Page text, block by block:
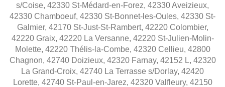
s/Coise, 42330 St-Médard-en-Forez, 42330 Aveizieux,
42330 Chamboeuf, 42330 St-Bonnet-les-Oules, 42330 St-
Galmier, 42170 St-Just-St-Rambert, 42220 Colombier,
42220 Graix, 42220 La Versanne, 42220 St-Julien-Molin-
Molette, 42220 Thélis-la-Combe, 42320 Cellieu, 42800
Chagnon, 42740 Doizieux, 42320 Farnay, 42152 L, 42320
La Grand-Croix, 42740 La Terrasse s/Dorlay, 42420
Lorette, 42740 St-Paul-en-Jarez, 42320 Valfleury, 42150